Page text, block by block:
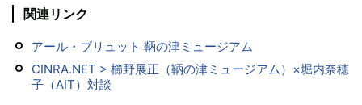
関連リンク
アール・ブリュット 鞆の津ミュージアム
CINRA.NET > 櫛野展正（鞆の津ミュージアム）×堀内奈穂
子（AIT）対談